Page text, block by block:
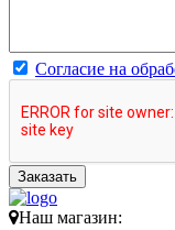
Согласие на
Заказать
Наш магазин: